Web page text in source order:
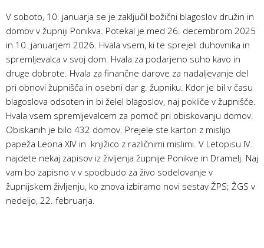
V soboto, 10. januarja se je zaključil božični blagoslov družin in
domov v župniji Ponikva. Potekal je med 26. decembrom 2025
in 10. januarjem 2026. Hvala vsem, ki te sprejeli duhovnika in
spremljevalca v svoj dom. Hvala za podarjeno suho kavo in
druge dobrote. Hvala za finančne darove za nadaljevanje del
pri obnovi župnišča in osebni dar g. župniku. Kdor je bil v času
blagoslova odsoten in bi želel blagoslov, naj pokliče v župnišče.
Hvala vsem spremljevalcem za pomoč pri obiskovanju domov.
Obiskanih je bilo 432 domov. Prejele ste karton z mislijo
papeža Leona XIV in knjižico z različnimi mislimi. V Letopisu IV.
najdete nekaj zapisov iz življenja župnije Ponikve in Dramelj. Naj
vam bo zapisno v v spodbudo za živo sodelovanje v
župnijskem življenju, ko znova izbiramo novi sestav ŽPS; ŽGS v
nedeljo, 22. februarja.